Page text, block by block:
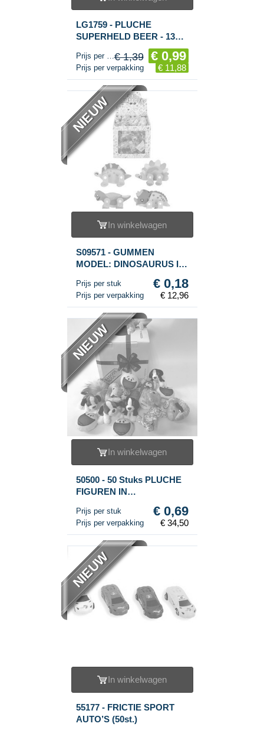
LG1759 - PLUCHE
SUPERHELD BEER - 13
CM - MIX KLEUREN (12st.)
Prijs per stuk€ 1,39 € 0,99
Prijs per verpakking € 11,88
NIEUW
In winkelwagen
S09571 - GUMMEN
MODEL: DINOSAURUS IN
Prijs per stuk € 0,18
Prijs per verpakking € 12,96
NIEUW
In winkelwagen
50500 - 50 Stuks PLUCHE
FIGUREN IN
GRABBELTON
Prijs per stuk € 0,69
Prijs per verpakking € 34,50
NIEUW
In winkelwagen
55177 - FRICTIE SPORT
AUTO’S (50st.)